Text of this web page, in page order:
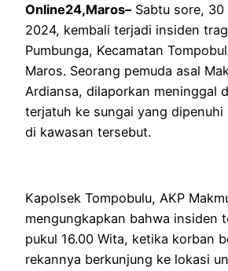
Online24,Maros–Sabtu sore, 30
2024, kembali terjadi insiden
Pumbunga, Kecamatan
Maros. Seorang pemuda asal
Ardiansa, dilaporkan meninggal
terjatuh ke sungai yang
di kawasan tersebut.
Kapolsek Tompobulu, AKP
mengungkapkan bahwa insiden
pukul 16.00 Wita, ketika korban
rekannya berkunjung ke lokasi